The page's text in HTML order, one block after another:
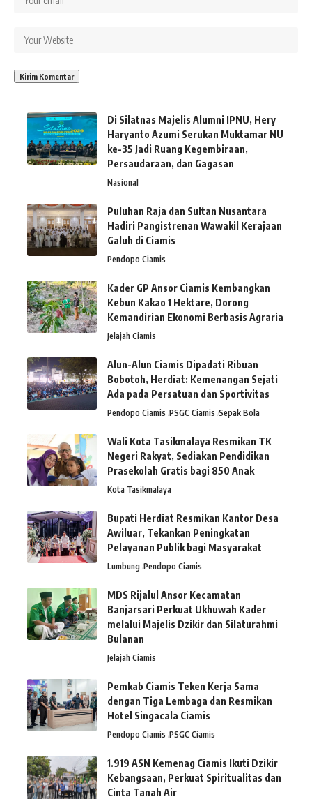
Di Silatnas Majelis Alumni IPNU, Hery
Haryanto Azumi Serukan Muktamar NU
ke-35 Jadi Ruang Kegembiraan,
Persaudaraan, dan Gagasan
Nasional
Puluhan Raja dan Sultan Nusantara
Hadiri Pangistrenan Wawakil Kerajaan
Galuh di Ciamis
Pendopo Ciamis
Kader GP Ansor Ciamis Kembangkan
Kebun Kakao 1 Hektare, Dorong
Kemandirian Ekonomi Berbasis Agraria
Jelajah Ciamis
Alun-Alun Ciamis Dipadati Ribuan
Bobotoh, Herdiat: Kemenangan Sejati
Ada pada Persatuan dan Sportivitas
Pendopo Ciamis PSGC Ciamis Sepak Bola
Wali Kota Tasikmalaya Resmikan TK
Negeri Rakyat, Sediakan Pendidikan
Prasekolah Gratis bagi 850 Anak
Kota Tasikmalaya
Bupati Herdiat Resmikan Kantor Desa
Awiluar, Tekankan Peningkatan
Pelayanan Publik bagi Masyarakat
Lumbung Pendopo Ciamis
MDS Rijalul Ansor Kecamatan
Banjarsari Perkuat Ukhuwah Kader
melalui Majelis Dzikir dan Silaturahmi
Bulanan
Jelajah Ciamis
Pemkab Ciamis Teken Kerja Sama
dengan Tiga Lembaga dan Resmikan
Hotel Singacala Ciamis
Pendopo Ciamis PSGC Ciamis
1.919 ASN Kemenag Ciamis Ikuti Dzikir
Kebangsaan, Perkuat Spiritualitas dan
Cinta Tanah Air